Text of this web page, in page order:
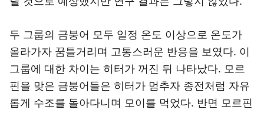
두 그룹의 금붕어 모두 일정 온도 이상으로 온도가
올라가자 꿈틀거리며 고통스러운 반응을 보였다. 이
그룹에 대한 차이는 히터가 꺼진 뒤 나타났다. 모르
핀을 맞은 금붕어들은 히터가 멈추자 종전처럼 자유
롭게 수조를 돌아다니며 모이를 먹었다. 반면 모르핀